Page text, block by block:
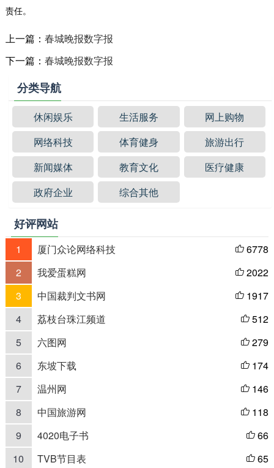
责任。
上一篇： 春城晚报数字报
下一篇： 春城晚报数字报
分类导航
休闲娱乐 生活服务
网上购物
网络科技
体育健身
旅游出行
新闻媒体
教育文化
医疗健康
政府企业
综合其他
好评网站
1 厦门众论网络科技  6778
2
我爱蛋糕网  2022
3
中国裁判文书网  1917
4
荔枝台珠江频道  512
5
六图网  279
6
东坡下载  174
7
温州网  146
8
中国旅游网  118
9
4020电子书  66
10
TVB节目表  65